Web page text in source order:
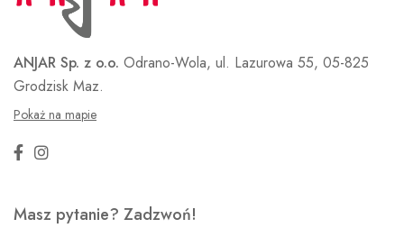
ANJAR Sp. z o.o. Odrano-Wola, ul. Lazurowa 55, 05-825
Grodzisk Maz.
Pokaż na mapie
Masz pytanie? Zadzwoń!